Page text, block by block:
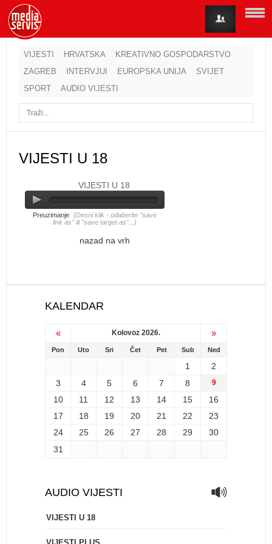
VIJESTI HRVATSKA
KREATIVNO GOSPODARSTVO
ZAGREB
INTERVJUI EUROPSKA UNIJA
SVIJET
SPORT
AUDIO VIJESTI
VIJESTI U 18
VIJESTI U 18
Preuzimanje (Desni klik - odaberite "save
link as" ili "save target as"...)
nazad na vrh
KALENDAR
« Kolovoz 2026. »
Pon Uto Sri Čet Pet Sub Ned
1
2
3
4 5 6 7 8 9
10 11 12 13 14 15
16
17
18 19 20 21 22
23
24
25 26 27 28 29
30
31
AUDIO VIJESTI
VIJESTI U 18
Korisničko ime
Lozinka
Zaboravili ste lozinku?